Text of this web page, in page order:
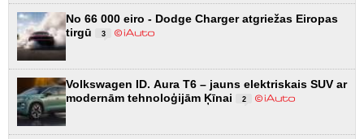
No 66 000 eiro - Dodge Charger atgriežas Eiropas
tirgū
3
Volkswagen ID. Aura T6 – jauns elektriskais SUV ar
modernām tehnoloģijām Ķīnai
2